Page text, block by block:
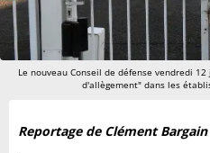
Le nouveau Conseil de défense vendredi
d'allègement" dans les
Reportage de Clément